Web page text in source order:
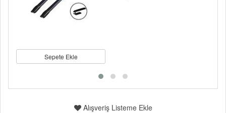
Sepete Ekle
Alışveriş Listeme Ekle